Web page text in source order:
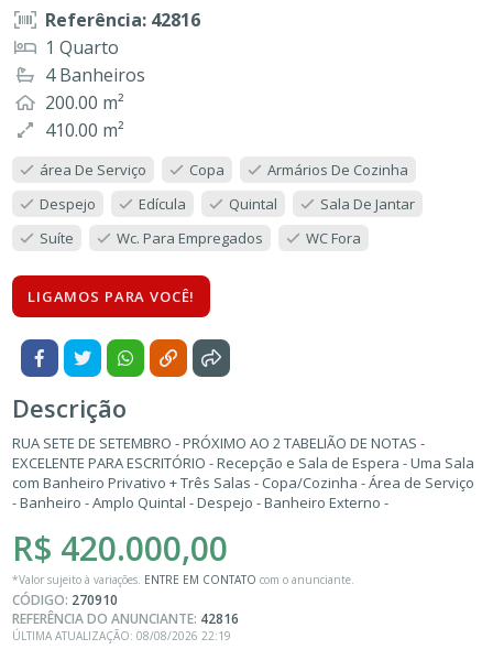
Referência: 42816
1 Quarto
4 Banheiros
200.00 m²
410.00 m²
área De Serviço Copa
Armários De Cozinha
Despejo
Edícula Quintal
Sala De Jantar
Suíte
Wc. Para Empregados WC Fora
LIGAMOS PARA VOCÊ!
Descrição
RUA SETE DE SETEMBRO - PRÓXIMO AO 2 TABELIÃO DE NOTAS -
EXCELENTE PARA ESCRITÓRIO - Recepção e Sala de Espera - Uma Sala
com Banheiro Privativo + Três Salas - Copa/Cozinha - Área de Serviço
- Banheiro - Amplo Quintal - Despejo - Banheiro Externo -
R$ 420.000,00
*Valor sujeito à variações. ENTRE EM CONTATO com o anunciante.
CÓDIGO: 270910
REFERÊNCIA DO ANUNCIANTE: 42816
ÚLTIMA ATUALIZAÇÃO: 08/08/2026 22:19